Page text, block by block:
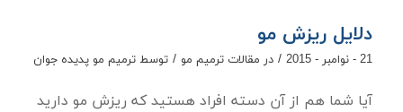
دلایل ریزش مو
21 - نوامبر - 2015 / در مقالات ترمیم مو / توسط ترمیم مو پدیده جوان
آیا شما هم از آن دسته افراد هستید که ریزش مو دارید